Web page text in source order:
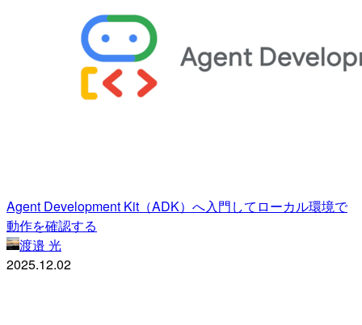
Agent Development Kit（ADK）へ入門してローカル環境で
動作を確認する
渡邉 光
2025.12.02